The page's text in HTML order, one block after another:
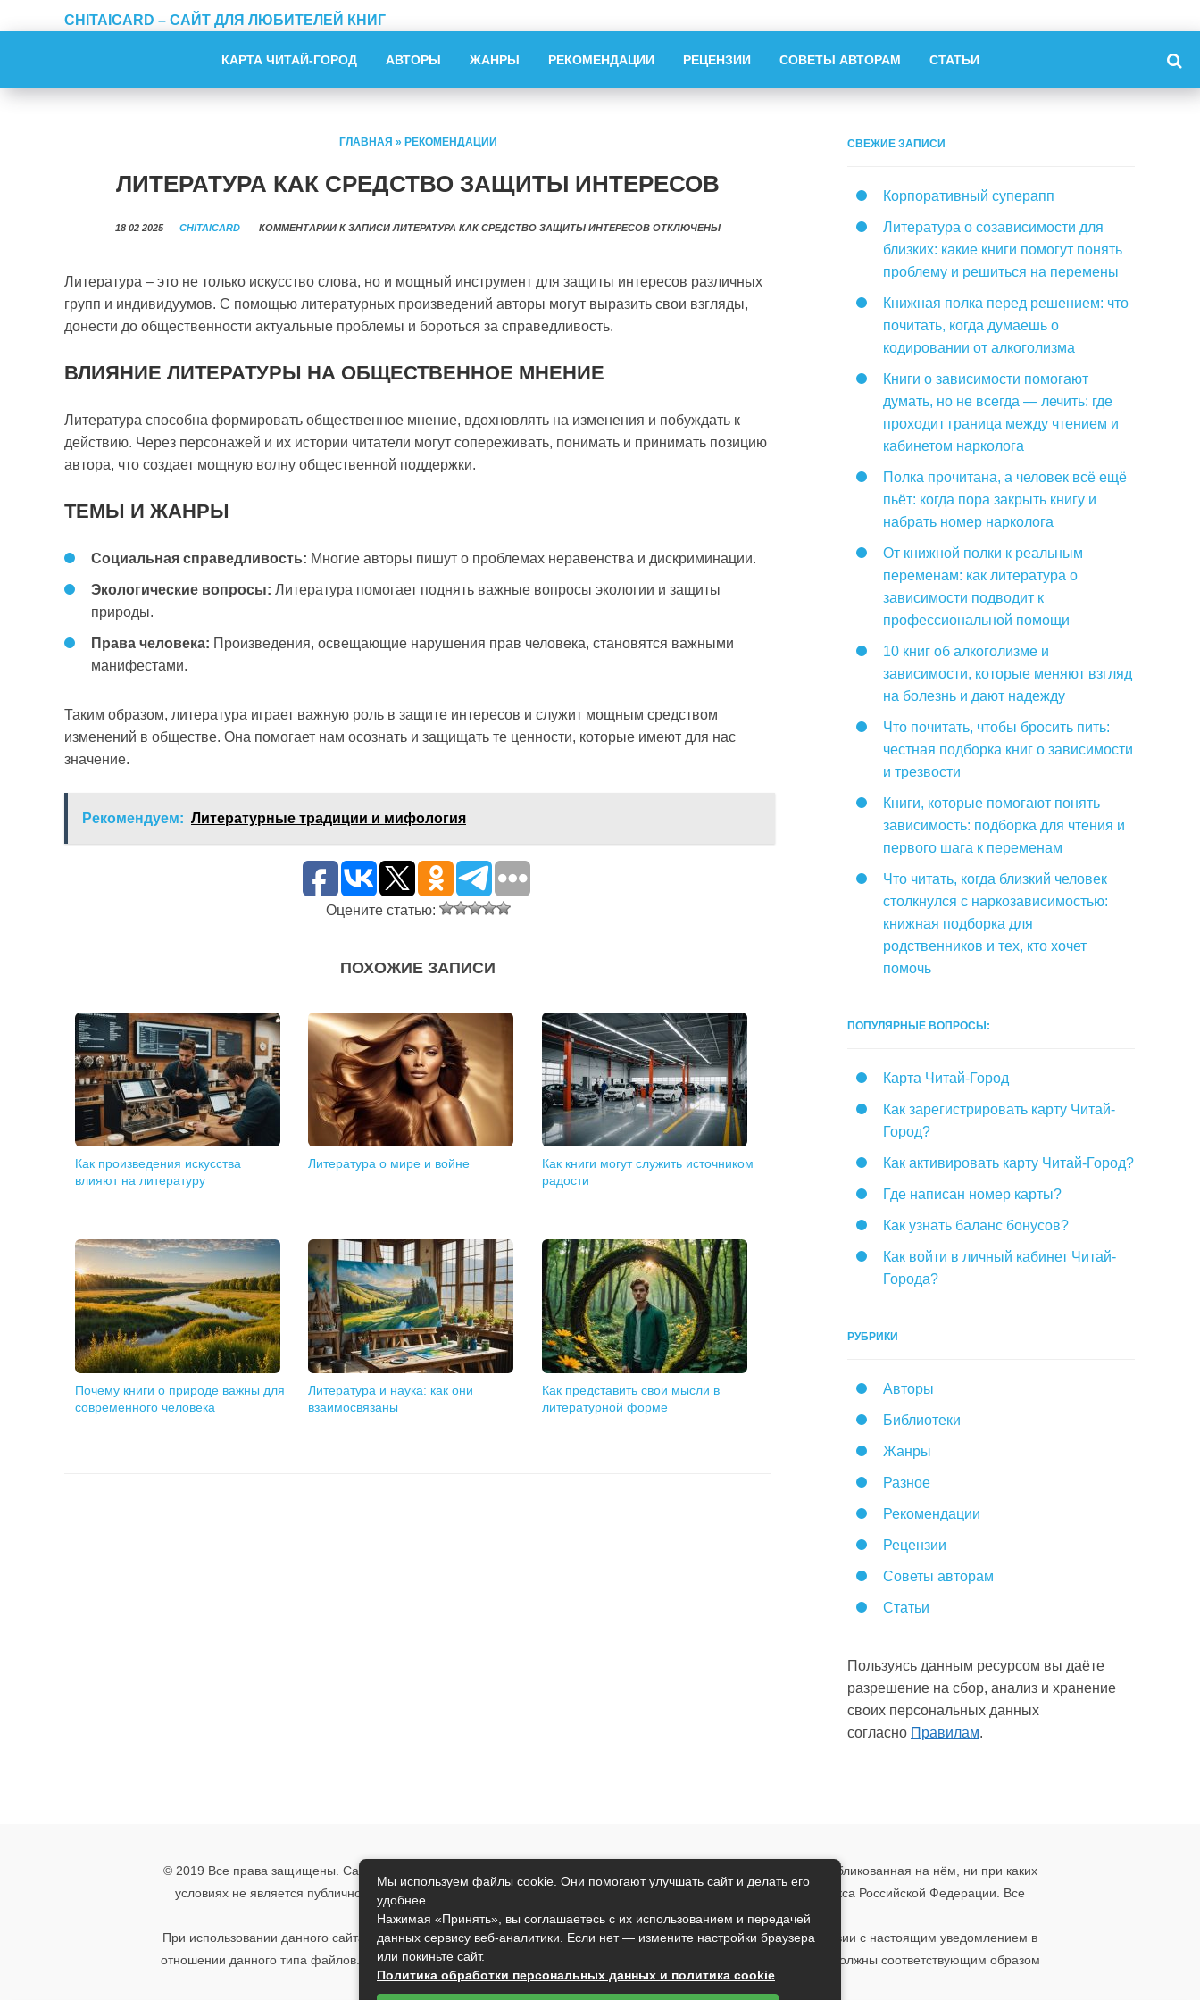
CHITAICARD – САЙТ ДЛЯ ЛЮБИТЕЛЕЙ КНИГ
КАРТА ЧИТАЙ-ГОРОД АВТОРЫ ЖАНРЫ РЕКОМЕНДАЦИИ РЕЦЕНЗИИ СОВЕТЫ АВТОРАМ СТАТЬИ
ГЛАВНАЯ » РЕКОМЕНДАЦИИ
ЛИТЕРАТУРА КАК СРЕДСТВО ЗАЩИТЫ ИНТЕРЕСОВ
18 02 2025 CHITAICARD КОММЕНТАРИИ К ЗАПИСИ ЛИТЕРАТУРА КАК СРЕДСТВО ЗАЩИТЫ ИНТЕРЕСОВ ОТКЛЮЧЕНЫ
Литература – это не только искусство слова, но и мощный инструмент для защиты интересов различных
групп и индивидуумов. С помощью литературных произведений авторы могут выразить свои взгляды,
донести до общественности актуальные проблемы и бороться за справедливость.
ВЛИЯНИЕ ЛИТЕРАТУРЫ НА ОБЩЕСТВЕННОЕ МНЕНИЕ
Литература способна формировать общественное мнение, вдохновлять на изменения и побуждать к
действию. Через персонажей и их истории читатели могут сопереживать, понимать и принимать позицию
автора, что создает мощную волну общественной поддержки.
ТЕМЫ И ЖАНРЫ
Социальная справедливость: Многие авторы пишут о проблемах неравенства и дискриминации.
Экологические вопросы: Литература помогает поднять важные вопросы экологии и защиты
природы.
Права человека: Произведения, освещающие нарушения прав человека, становятся важными
манифестами.
Таким образом, литература играет важную роль в защите интересов и служит мощным средством
изменений в обществе. Она помогает нам осознать и защищать те ценности, которые имеют для нас
значение.
Рекомендуем: Литературные традиции и мифология
Оцените статью:
ПОХОЖИЕ ЗАПИСИ
Как произведения искусства
влияют на литературу
Литература о мире и войне
Как книги могут служить источником
радости
Почему книги о природе важны для
современного человека
Литература и наука: как они
взаимосвязаны
Как представить свои мысли в
литературной форме
СВЕЖИЕ ЗАПИСИ
Корпоративный суперапп
Литература о созависимости для
близких: какие книги помогут понять
проблему и решиться на перемены
Книжная полка перед решением: что
почитать, когда думаешь о
кодировании от алкоголизма
Книги о зависимости помогают
думать, но не всегда — лечить: где
проходит граница между чтением и
кабинетом нарколога
Полка прочитана, а человек всё ещё
пьёт: когда пора закрыть книгу и
набрать номер нарколога
От книжной полки к реальным
переменам: как литература о
зависимости подводит к
профессиональной помощи
10 книг об алкоголизме и
зависимости, которые меняют взгляд
на болезнь и дают надежду
Что почитать, чтобы бросить пить:
честная подборка книг о зависимости
и трезвости
Книги, которые помогают понять
зависимость: подборка для чтения и
первого шага к переменам
Что читать, когда близкий человек
столкнулся с наркозависимостью:
книжная подборка для
родственников и тех, кто хочет
помочь
ПОПУЛЯРНЫЕ ВОПРОСЫ:
Карта Читай-Город
Как зарегистрировать карту Читай-
Город?
Как активировать карту Читай-Город?
Где написан номер карты?
Как узнать баланс бонусов?
Как войти в личный кабинет Читай-
Города?
РУБРИКИ
Авторы
Библиотеки
Жанры
Разное
Рекомендации
Рецензии
Советы авторам
Статьи
Пользуясь данным ресурсом вы даёте
разрешение на сбор, анализ и хранение
своих персональных данных
согласно Правилам.
© 2019 Все права защищены. Сайт носит исключительно информационный характер и никакая информация, опубликованная на нём, ни при каких
условиях не является публичной офертой, определяемой положениями пункта 2 статьи 437 Гражданского кодекса Российской Федерации. Все
указанные условия могут быть изменены без предварительного уведомления.
При использовании данного сайта, вы подтверждаете свое согласие на использование файлов cookie в соответствии с настоящим уведомлением в
отношении данного типа файлов. Если вы не согласны с тем, чтобы мы использовали данный тип файлов, то вы должны соответствующим образом
установить настройки вашего браузера или не использовать сайт.
Мы используем файлы cookie. Они помогают улучшать сайт и делать его
удобнее.
Нажимая «Принять», вы соглашаетесь с их использованием и передачей
данных сервису веб-аналитики. Если нет — измените настройки браузера
или покиньте сайт.
Политика обработки персональных данных и политика cookie